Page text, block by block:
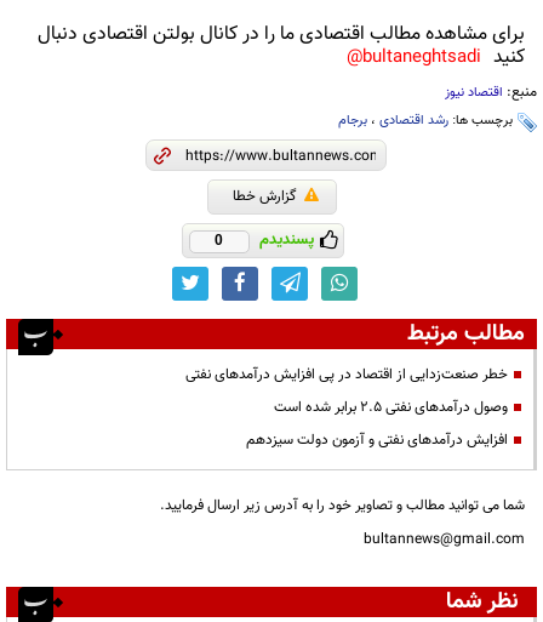
برای مشاهده مطالب اقتصادی ما را در کانال بولتن اقتصادی دنبال
کنید bultaneghtsadi@
منبع: اقتصاد نیوز
برچسب ها: رشد اقتصادی ، برجام
گزارش خطا
پسندیدم 0
مطالب مرتبط
خطر صنعت‌زدایی از اقتصاد در پی افزایش درآمدهای نفتی
وصول درآمدهای نفتی ۲.۵ برابر شده است
افزایش درآمدهای نفتی و آزمون دولت سیزدهم
شما می توانید مطالب و تصاویر خود را به آدرس زیر ارسال فرمایید.
bultannews@gmail.com
نظر شما